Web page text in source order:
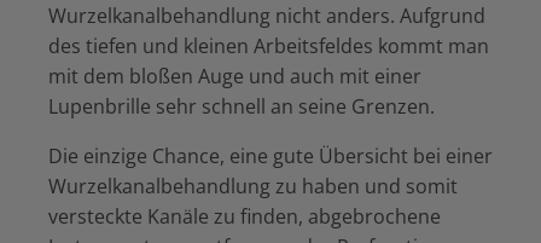
Wurzelkanalbehandlung nicht anders. Aufgrund
des tiefen und kleinen Arbeitsfeldes kommt man
mit dem bloßen Auge und auch mit einer
Lupenbrille sehr schnell an seine Grenzen.
Die einzige Chance, eine gute Übersicht bei einer
Wurzelkanalbehandlung zu haben und somit
versteckte Kanäle zu finden, abgebrochene